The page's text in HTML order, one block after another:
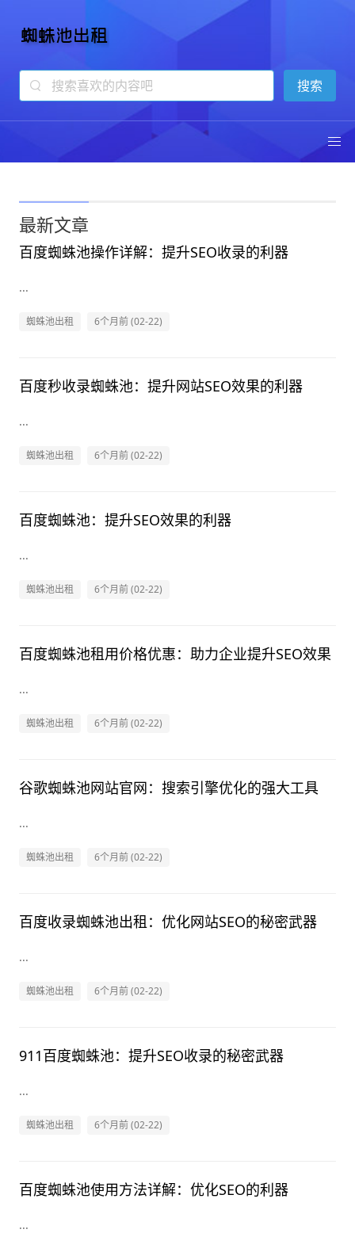
蜘蛛池出租
13年专注蜘蛛池技术
最新文章
百度蜘蛛池操作详解：提升SEO收录的利器
...
蜘蛛池出租 6个月前 (02-22)
百度秒收录蜘蛛池：提升网站SEO效果的利器
...
蜘蛛池出租 6个月前 (02-22)
百度蜘蛛池：提升SEO效果的利器
...
蜘蛛池出租 6个月前 (02-22)
百度蜘蛛池租用价格优惠：助力企业提升SEO效果
...
蜘蛛池出租 6个月前 (02-22)
谷歌蜘蛛池网站官网：搜索引擎优化的强大工具
...
蜘蛛池出租 6个月前 (02-22)
百度收录蜘蛛池出租：优化网站SEO的秘密武器
...
蜘蛛池出租 6个月前 (02-22)
911百度蜘蛛池：提升SEO收录的秘密武器
...
蜘蛛池出租 6个月前 (02-22)
百度蜘蛛池使用方法详解：优化SEO的利器
...